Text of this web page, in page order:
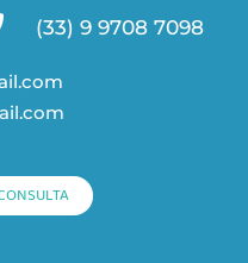
(33) 9 9708 7098